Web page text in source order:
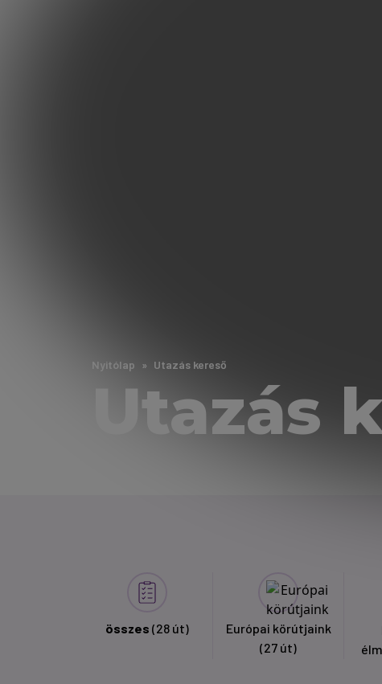
Nyitólap Utazás kereső
Utazás
összes (28 út)
Európai körútjaink
(27 út)